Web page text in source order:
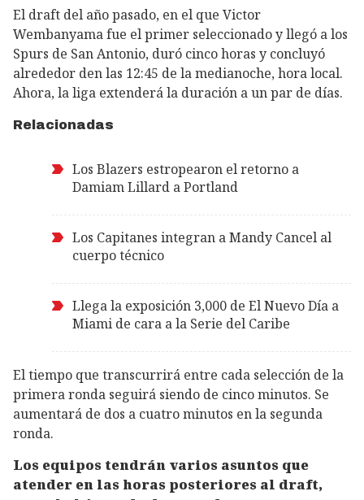
El draft del año pasado, en el que Victor
Wembanyama fue el primer seleccionado y llegó a los
Spurs de San Antonio, duró cinco horas y concluyó
alrededor den las 12:45 de la medianoche, hora local.
Ahora, la liga extenderá la duración a un par de días.
Relacionadas
Los Blazers estropearon el retorno a
Damiam Lillard a Portland
Los Capitanes integran a Mandy Cancel al
cuerpo técnico
Llega la exposición 3,000 de El Nuevo Día a
Miami de cara a la Serie del Caribe
El tiempo que transcurrirá entre cada selección de la
primera ronda seguirá siendo de cinco minutos. Se
aumentará de dos a cuatro minutos en la segunda
ronda.
Los equipos tendrán varios asuntos que
atender en las horas posteriores al draft,